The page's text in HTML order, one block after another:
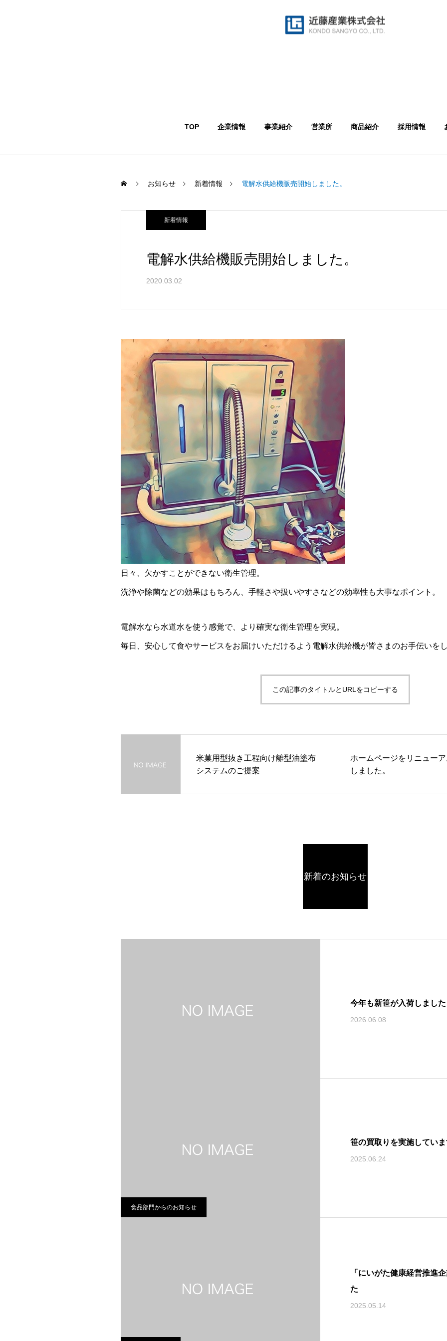
TOP 企業情報 事業紹介 営業所 商品紹介 採用情報
お知らせ 新着情報 電解水供給機販売開始しました。
電解水供給機販売開始しました。
2020.03.02
新着情報
日々、欠かすことができない衛生管理。
洗浄や除菌などの効果はもちろん、手軽さや扱いやすさなどの効率性も大事なポイント。
電解水なら水道水を使う感覚で、より確実な衛生管理を実現。
毎日、安心して食やサービスをお届けいただけるよう電解水供給機が皆さまのお手伝いを
この記事のタイトルとURLをコピーする
米菓用型抜き工程向け離型油塗布
システムのご提案
ホームページをリニュー
しました。
新着のお知らせ
今年も新笹が入荷しまし
2026.06.08
食品部門からのお知らせ
笹の買取りを実施してい
2025.06.24
「にいがた健康経営推進
た
2025.05.14